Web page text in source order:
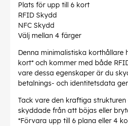
Plats för upp till 6 kort
RFID Skydd
NFC Skydd
Välj mellan 4 färger
Denna minimalistiska korthållare
kort* och kommer med både
vare dessa egenskaper är du
betalnings- och identitetsdata
Tack vare den kraftiga
skyddade från att böjas eller
*Förvara upp till 6 plana eller 4